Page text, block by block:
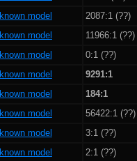
model
2087:1 (??)
model
11966:1 (??)
model
0:1 (??)
model
9291:1
model
184:1
model
56422:1 (??)
model
3:1 (??)
model
2:1 (??)